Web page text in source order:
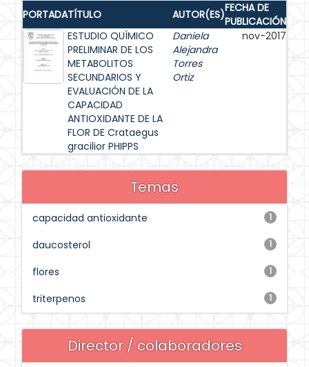
PORTADATÍTULO AUTOR(ES)FECHA DE
PUBLICACIÓN
ESTUDIO QUÍMICO
PRELIMINAR DE LOS
METABOLITOS
SECUNDARIOS Y
EVALUACIÓN DE LA
CAPACIDAD
ANTIOXIDANTE DE LA
FLOR DE Crataegus
gracilior PHIPPS
Daniela
Alejandra
Torres
Ortiz
nov-2017
Temas
1
capacidad antioxidante
1
daucosterol
1
flores
1
triterpenos
Director / colaboradores